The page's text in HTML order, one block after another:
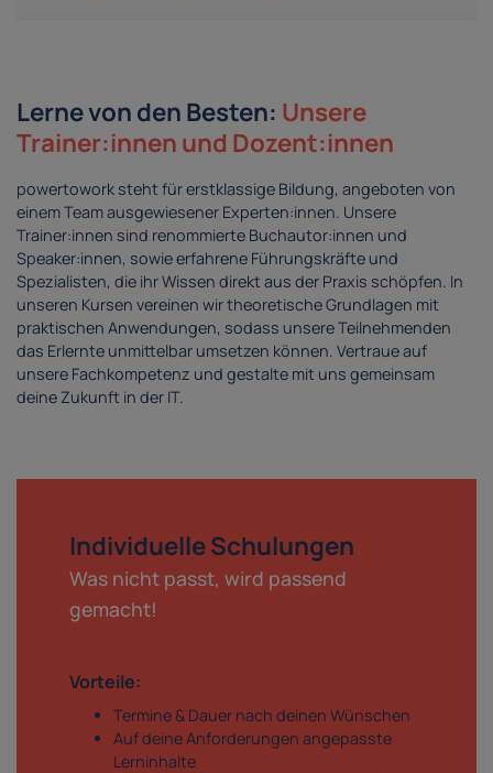
Lerne von den Besten: Unsere
Trainer:innen und Dozent:innen
powertowork steht für erstklassige Bildung, angeboten von
einem Team ausgewiesener Experten:innen. Unsere
Trainer:innen sind renommierte Buchautor:innen und
Speaker:innen, sowie erfahrene Führungskräfte und
Spezialisten, die ihr Wissen direkt aus der Praxis schöpfen. In
unseren Kursen vereinen wir theoretische Grundlagen mit
praktischen Anwendungen, sodass unsere Teilnehmenden
das Erlernte unmittelbar umsetzen können. Vertraue auf
unsere Fachkompetenz und gestalte mit uns gemeinsam
deine Zukunft in der IT.
Individuelle Schulungen
Was nicht passt, wird passend
gemacht!
Vorteile:
Termine & Dauer nach deinen Wünschen
Auf deine Anforderungen angepasste
Lerninhalte